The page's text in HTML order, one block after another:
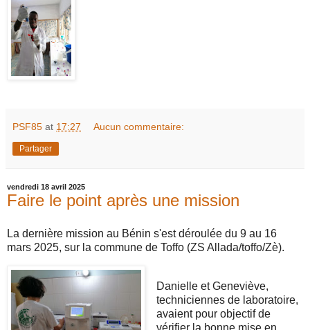
PSF85 at 17:27 Aucun commentaire:
Partager
vendredi 18 avril 2025
Faire le point après une mission
La dernière mission au Bénin s'est déroulée du 9 au 16
mars 2025, sur la commune de Toffo (ZS Allada/toffo/Zè).
Danielle et Geneviève,
techniciennes de laboratoire,
avaient pour objectif de
vérifier la bonne mise en